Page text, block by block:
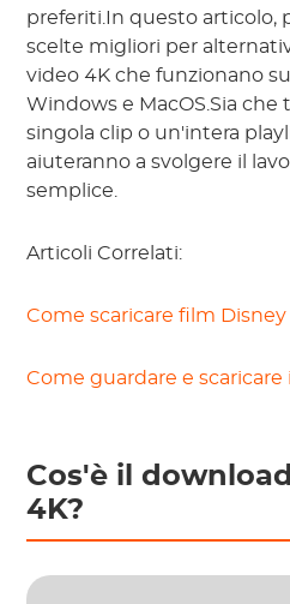
preferiti.In questo articolo,
scelte migliori per
video 4K che funzionano
Windows e MacOS.Sia che
singola clip o un'intera
aiuteranno a svolgere il
semplice.
Articoli Correlati:
Come scaricare film Disney
Come guardare e scaricare
Cos'è il
4K?